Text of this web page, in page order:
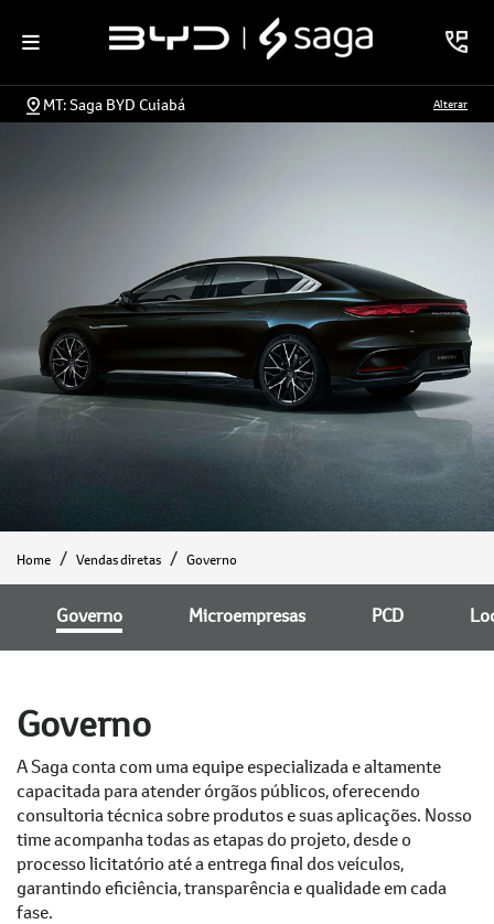
MT: Saga BYD Cuiabá Alterar
Home Vendas diretas Governo
Microempresas PCD
Governo
Governo
A Saga conta com uma equipe especializada e altamente
capacitada para atender órgãos públicos, oferecendo
consultoria técnica sobre produtos e suas aplicações. Nosso
time acompanha todas as etapas do projeto, desde o
processo licitatório até a entrega final dos veículos,
garantindo eficiência, transparência e qualidade em cada
fase.